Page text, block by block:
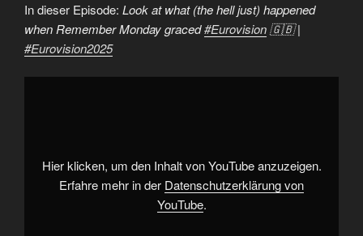
In dieser Episode: Look at what (the hell just) happened
when Remember Monday graced#Eurovision🇬🇧 |
#Eurovision2025
„Look
when
Remember
Monday
graced
Hier klicken, um den Inhalt von YouTube anzuzeigen.
Erfahre mehr in der Datenschutzerklärung von
YouTube.